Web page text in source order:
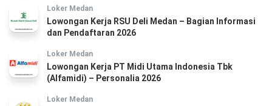
Loker Medan
Lowongan Kerja RSU Deli Medan – Bagian Informasi
dan Pendaftaran 2026
Loker Medan
Lowongan Kerja PT Midi Utama Indonesia Tbk
(Alfamidi) – Personalia 2026
Loker Medan